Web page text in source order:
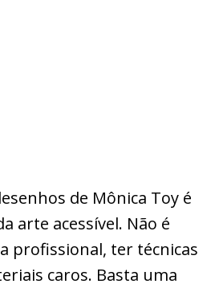
de Mônica Toy é
arte acessível. Não é
profissional, ter técnicas
caros. Basta uma